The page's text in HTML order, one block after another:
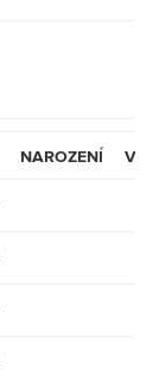
NAROZENÍ VĚK